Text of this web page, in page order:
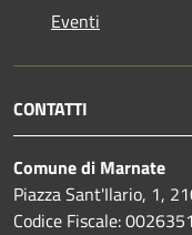
Eventi
CONTATTI
Comune di Marnate
Piazza Sant'Ilario, 1,
Codice Fiscale: